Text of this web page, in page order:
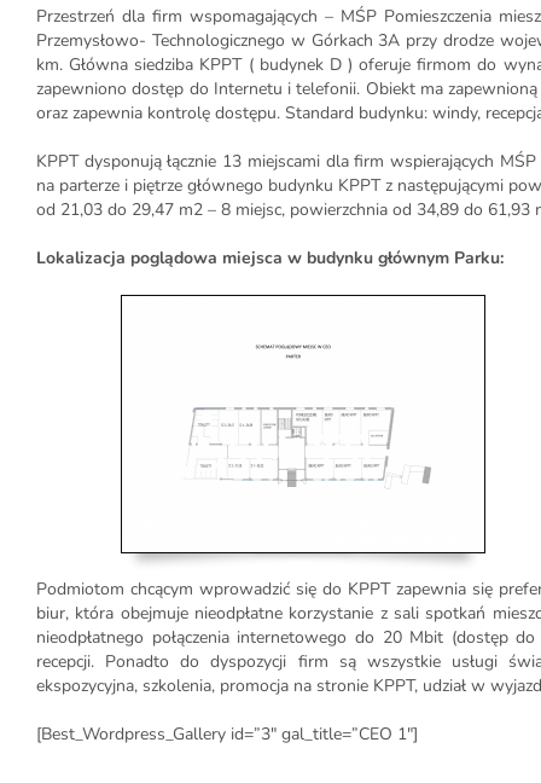
Przestrzeń dla firm wspomagających – MŚP Pomieszczenia
Przemysłowo- Technologicznego w Górkach 3A przy drodze
km. Główna siedziba KPPT ( budynek D ) oferuje firmom do
zapewniono dostęp do Internetu i telefonii. Obiekt ma
oraz zapewnia kontrolę dostępu. Standard budynku: windy,
KPPT dysponują łącznie 13 miejscami dla firm wspierających
na parterze i piętrze głównego budynku KPPT z następującymi
od 21,03 do 29,47 m2 – 8 miejsc, powierzchnia od 34,89 do 61,93
Lokalizacja poglądowa miejsca w budynku głównym Parku:
Podmiotom chcącym wprowadzić się do KPPT zapewnia się
biur, która obejmuje nieodpłatne korzystanie z sali spotkań
nieodpłatnego połączenia internetowego do 20 Mbit (dostęp
recepcji. Ponadto do dyspozycji firm są wszystkie usługi
ekspozycyjna, szkolenia, promocja na stronie KPPT, udział w
[Best_Wordpress_Gallery id=”3″ gal_title=”CEO 1″]